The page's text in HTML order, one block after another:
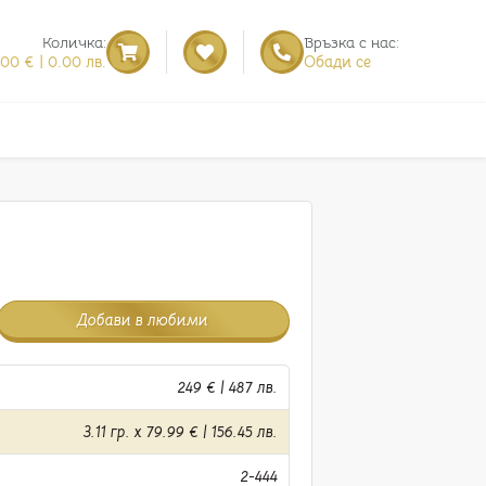
Количка:
€ | 0.00 лв.
Връзка с нас:
Обади се
Добави в любими
249 € | 487 лв.
3.11 гр. x 79.99 € | 156.45 лв.
2-444